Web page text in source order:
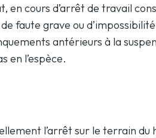
en cours d’arrêt de travail
faute grave ou
antérieurs à la
en l’espèce.
l’arrêt sur le terrain du